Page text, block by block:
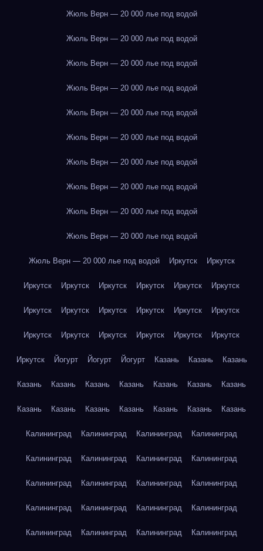
Жюль Верн — 20 000 лье под водой
Жюль Верн — 20 000 лье под водой
Жюль Верн — 20 000 лье под водой
Жюль Верн — 20 000 лье под водой
Жюль Верн — 20 000 лье под водой
Жюль Верн — 20 000 лье под водой
Жюль Верн — 20 000 лье под водой
Жюль Верн — 20 000 лье под водой
Жюль Верн — 20 000 лье под водой
Жюль Верн — 20 000 лье под водой
Жюль Верн — 20 000 лье под водой Иркутск Иркутск
Иркутск Иркутск Иркутск Иркутск Иркутск Иркутск
Иркутск Иркутск Иркутск Иркутск Иркутск Иркутск
Иркутск Иркутск Иркутск Иркутск Иркутск Иркутск
Иркутск Йогурт Йогурт Йогурт Казань Казань Казань
Казань Казань Казань Казань Казань Казань Казань
Казань Казань Казань Казань Казань Казань Казань
Калининград Калининград Калининград Калининград
Калининград Калининград Калининград Калининград
Калининград Калининград Калининград Калининград
Калининград Калининград Калининград Калининград
Калининград Калининград Калининград Калининград